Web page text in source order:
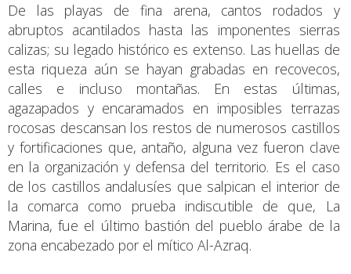
De las playas de fina arena, cantos rodados y
abruptos acantilados hasta las imponentes sierras
calizas; su legado histórico es extenso. Las huellas de
esta riqueza aún se hayan grabadas en recovecos,
calles e incluso montañas. En estas últimas,
agazapados y encaramados en imposibles terrazas
rocosas descansan los restos de numerosos castillos
y fortificaciones que, antaño, alguna vez fueron clave
en la organización y defensa del territorio. Es el caso
de los castillos andalusíes que salpican el interior de
la comarca como prueba indiscutible de que, La
Marina, fue el último bastión del pueblo árabe de la
zona encabezado por el mítico Al-Azraq.